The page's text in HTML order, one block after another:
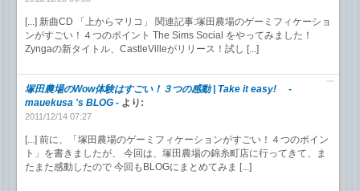
[...] 新曲CD 「上からマリコ」 関連記事:塚田農場のゲーミフィケーショ
ンがすごい！４つのポイント The Sims Social をやってみました！
Zyngaの新タイトル、CastleVilleがリリース！試し [...]
塚田農場のWow体験はすごい！３つの感動 | Take it easy! -
mauekusa 's BLOG - より:
2011/12/14 07:27
[...] 前に、「塚田農場のゲーミフィケーションがすごい！４つのポイン
ト」を書きましたが、 今回は、塚田農場の錦糸町店に行ってきて、ま
たまた感動したので 今回もBLOGにまとめてみま [...]